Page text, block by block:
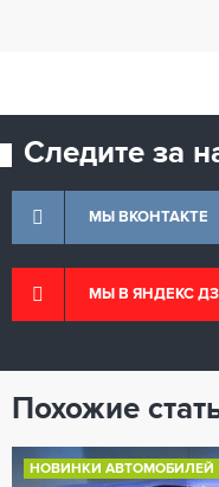
Следите за
МЫ ВКОНТАКТЕ
МЫ В ЯНДЕКС
Похожие
НОВИНКИ АВТОМОБИЛЕЙ